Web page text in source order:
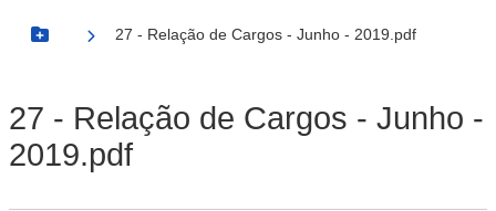
Botão Menu
27 - Relação de Cargos - Junho - 2019.pdf
27 - Relação de Cargos - Junho -
2019.pdf